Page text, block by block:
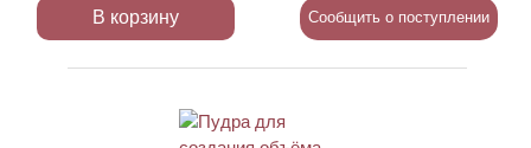
В корзину Сообщить о поступлении